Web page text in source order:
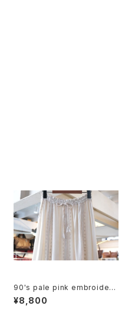
90's pale pink embroidere
d rayon easy Skirt
¥8,800